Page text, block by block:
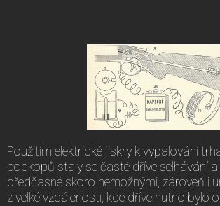
Použitím elektrické jiskry k vypalování
podkopů staly se časté dříve selhávání
předčasné skoro nemožnými, zároveň i
z velké vzdálenosti, kde dříve nutno bylo